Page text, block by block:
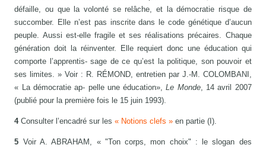
défaille, ou que la volonté se relâche, et la démocratie risque de
succomber. Elle n’est pas inscrite dans le code génétique d’aucun
peuple. Aussi est-elle fragile et ses réalisations précaires. Chaque
génération doit la réinventer. Elle requiert donc une éducation qui
comporte l’apprentis- sage de ce qu’est la politique, son pouvoir et
ses limites. » Voir : R. RÉMOND, entretien par J.-M. COLOMBANI,
« La démocratie ap- pelle une éducation»,Le Monde, 14 avril 2007
(publié pour la première fois le 15 juin 1993).
4Consulter l’encadré sur les« Notions clefs » en partie (I).
5 Voir A. ABRAHAM, « "Ton corps, mon choix" : le slogan des